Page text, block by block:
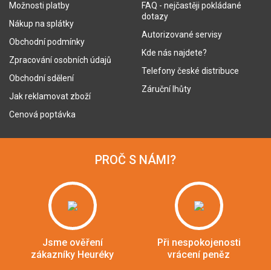
Možnosti platby
Nákup na splátky
Obchodní podmínky
Zpracování osobních údajů
Obchodní sdělení
Jak reklamovat zboží
Cenová poptávka
FAQ - nejčastěji pokládané
dotazy
Autorizované servisy
Kde nás najdete?
Telefony české distribuce
Záruční lhůty
PROČ S NÁMI?
Jsme ověření
zákazníky Heuréky
Při nespokojenosti
vrácení peněz